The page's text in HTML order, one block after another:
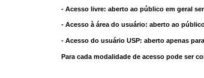
- Acesso livre: aberto ao público em geral
- Acesso à área do usuário: aberto ao
- Acesso do usuário USP: aberto apenas
Para cada modalidade de acesso pode ser